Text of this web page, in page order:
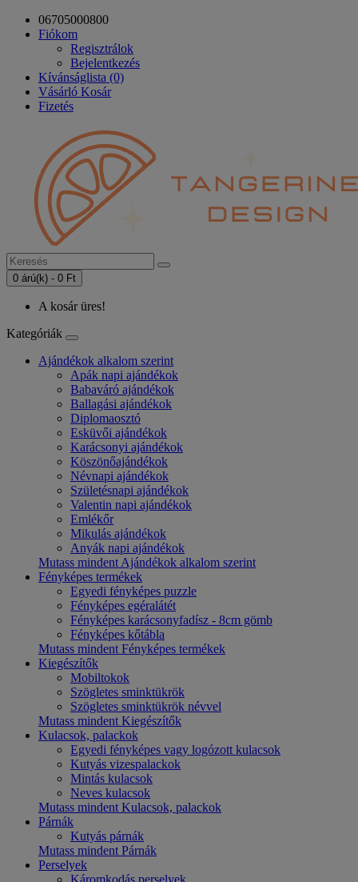
06705000800
Fiókom
Regisztrálok
Bejelentkezés
Kívánságlista (0)
Vásárló Kosár
Fizetés
0 árú(k) - 0 Ft
A kosár üres!
Kategóriák
Ajándékok alkalom szerint
Apák napi ajándékok
Babaváró ajándékok
Ballagási ajándékok
Diplomaosztó
Esküvői ajándékok
Karácsonyi ajándékok
Köszönőajándékok
Névnapi ajándékok
Születésnapi ajándékok
Valentin napi ajándékok
Emlékőr
Mikulás ajándékok
Anyák napi ajándékok
Mutass mindent Ajándékok alkalom szerint
Fényképes termékek
Egyedi fényképes puzzle
Fényképes egéralátét
Fényképes karácsonyfadísz - 8cm gömb
Fényképes kőtábla
Mutass mindent Fényképes termékek
Kiegészítők
Mobiltokok
Szögletes sminktükrök
Szögletes sminktükrök névvel
Mutass mindent Kiegészítők
Kulacsok, palackok
Egyedi fényképes vagy logózott kulacsok
Kutyás vizespalackok
Mintás kulacsok
Neves kulacsok
Mutass mindent Kulacsok, palackok
Párnák
Kutyás párnák
Mutass mindent Párnák
Perselyek
Káromkodás perselyek